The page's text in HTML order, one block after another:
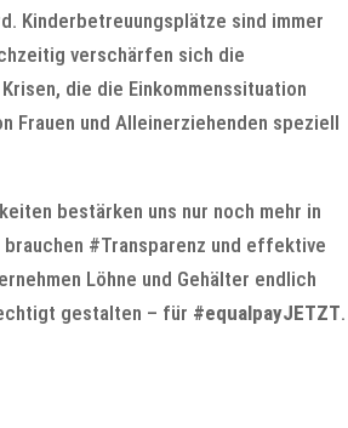
Kinderbetreuungsplätze sind immer
verschärfen sich die
die die Einkommenssituation
Frauen und Alleinerziehenden speziell
bestärken uns nur noch mehr in
#Transparenz und effektive
Löhne und Gehälter endlich
gestalten – für #equalpayJETZT.